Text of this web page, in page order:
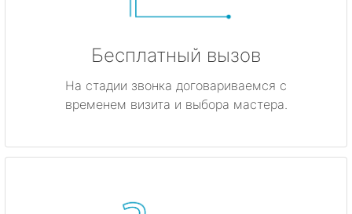
Бесплатный вызов
На стадии звонка договариваемся с
временем визита и выбора мастера.